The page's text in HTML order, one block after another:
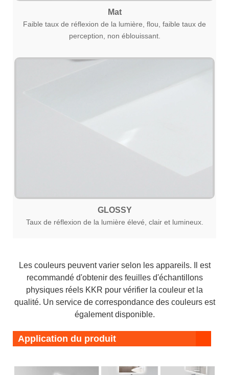
Mat
Faible taux de réflexion de la lumière, flou, faible taux de
perception, non éblouissant.
GLOSSY
Taux de réflexion de la lumière élevé, clair et lumineux.
Les couleurs peuvent varier selon les appareils. Il est
recommandé d'obtenir des feuilles d'échantillons
physiques réels KKR pour vérifier la couleur et la
qualité. Un service de correspondance des couleurs est
également disponible.
Application du produit